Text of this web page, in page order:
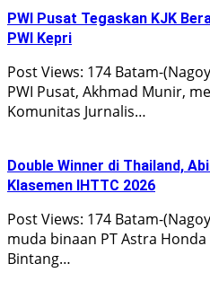
PWI Pusat Tegaskan KJK
PWI Kepri
Post Views: 174 Batam-
PWI Pusat, Akhmad Munir,
Komunitas Jurnalis…
Double Winner di Thailand,
Klasemen IHTTC 2026
Post Views: 174 Batam-
muda binaan PT Astra
Bintang…